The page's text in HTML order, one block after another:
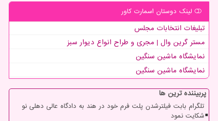
لینک دوستان اسمارت كاور
تبلیغات انتخابات مجلس
مستر گرین وال | مجری و طراح انواع دیوار سبز
نمایشگاه ماشین سنگین
نمایشگاه ماشین سنگین
پربیننده ترین ها
تلگرام بابت فیلترشدن پلت فرم خود در هند به دادگاه عالی دهلی نو
شکایت نمود